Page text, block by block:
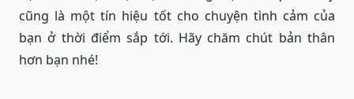
cũng là một tín hiệu tốt cho chuyện tình cảm của
bạn ở thời điểm sắp tới. Hãy chăm chút bản thân
hơn bạn nhé!